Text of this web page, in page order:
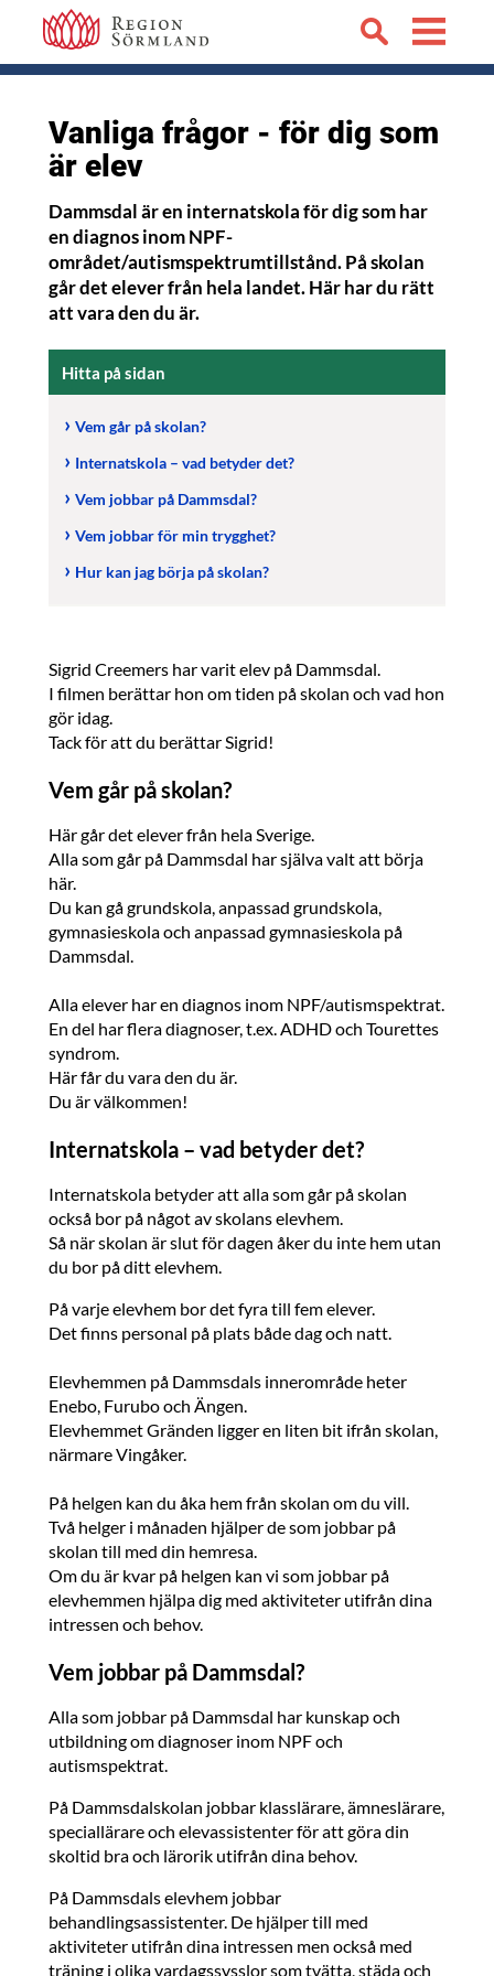
Vanliga frågor - för dig som
är elev
Dammsdal är en internatskola för dig som har
en diagnos inom NPF-
området/autismspektrumtillstånd. På skolan
går det elever från hela landet. Här har du rätt
att vara den du är.
Hitta på sidan
Vem går på skolan?
Internatskola – vad betyder det?
Vem jobbar på Dammsdal?
Vem jobbar för min trygghet?
Hur kan jag börja på skolan?
Sigrid Creemers har varit elev på Dammsdal.
I filmen berättar hon om tiden på skolan och vad hon
gör idag.
Tack för att du berättar Sigrid!
Vem går på skolan?
Här går det elever från hela Sverige.
Alla som går på Dammsdal har själva valt att börja
här.
Du kan gå grundskola, anpassad grundskola,
gymnasieskola och anpassad gymnasieskola på
Dammsdal.
Alla elever har en diagnos inom NPF/autismspektrat.
En del har flera diagnoser, t.ex. ADHD och Tourettes
syndrom.
Här får du vara den du är.
Du är välkommen!
Internatskola – vad betyder det?
Internatskola betyder att alla som går på skolan
också bor på något av skolans elevhem.
Så när skolan är slut för dagen åker du inte hem utan
du bor på ditt elevhem.
På varje elevhem bor det fyra till fem elever.
Det finns personal på plats både dag och natt.
Elevhemmen på Dammsdals innerområde heter
Enebo, Furubo och Ängen.
Elevhemmet Gränden ligger en liten bit ifrån skolan,
närmare Vingåker.
På helgen kan du åka hem från skolan om du vill.
Två helger i månaden hjälper de som jobbar på
skolan till med din hemresa.
Om du är kvar på helgen kan vi som jobbar på
elevhemmen hjälpa dig med aktiviteter utifrån dina
intressen och behov.
Vem jobbar på Dammsdal?
Alla som jobbar på Dammsdal har kunskap och
utbildning om diagnoser inom NPF och
autismspektrat.
På Dammsdalskolan jobbar klasslärare, ämneslärare,
speciallärare och elevassistenter för att göra din
skoltid bra och lärorik utifrån dina behov.
På Dammsdals elevhem jobbar
behandlingsassistenter. De hjälper till med
aktiviteter utifrån dina intressen men också med
träning i olika vardagssysslor som tvätta, städa och